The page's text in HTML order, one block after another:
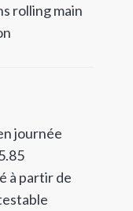
rolling main
journée
à partir de